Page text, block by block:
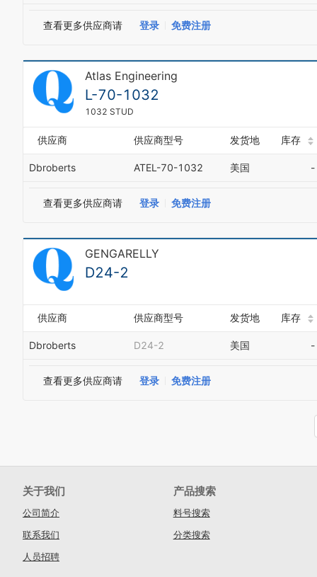
查看更多供应商请 登录 免费注册
Atlas Engineering
L-70-1032
1032 STUD
供应商 供应商型号 发货地 库存
Dbroberts ATEL-70-1032 美国 -
查看更多供应商请 登录 免费注册
GENGARELLY
D24-2
供应商 供应商型号 发货地 库存
Dbroberts D24-2 美国 -
查看更多供应商请 登录 免费注册
关于我们
公司简介
联系我们
人员招聘
产品搜索
料号搜索
分类搜索